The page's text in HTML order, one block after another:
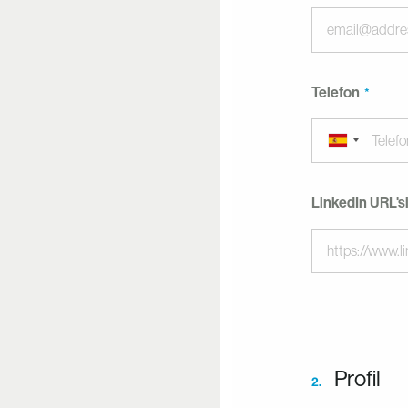
Telefon
LinkedIn URL'si
2. Profil